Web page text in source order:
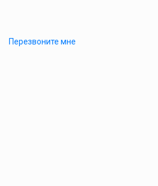
Перезвоните мне